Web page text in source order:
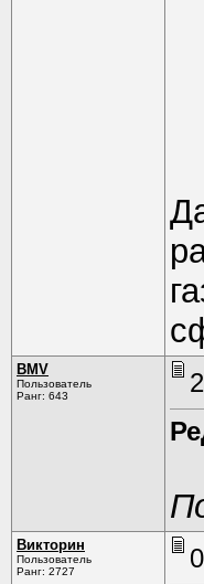
BMV
Пользователь
Ранг: 643
Викторин
Пользователь
Ранг: 2727